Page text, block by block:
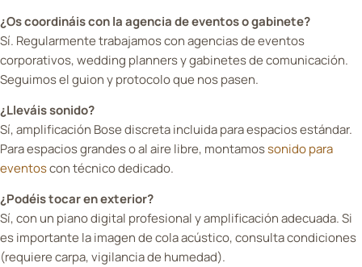
¿Os coordináis con la agencia de eventos o gabinete?
Sí. Regularmente trabajamos con agencias de eventos
corporativos, wedding planners y gabinetes de comunicación.
Seguimos el guion y protocolo que nos pasen.
¿Lleváis sonido?
Sí, amplificación Bose discreta incluida para espacios estándar.
Para espacios grandes o al aire libre, montamossonido para
eventoscon técnico dedicado.
¿Podéis tocar en exterior?
Sí, con un piano digital profesional y amplificación adecuada. Si
es importante la imagen de cola acústico, consulta condiciones
(requiere carpa, vigilancia de humedad).